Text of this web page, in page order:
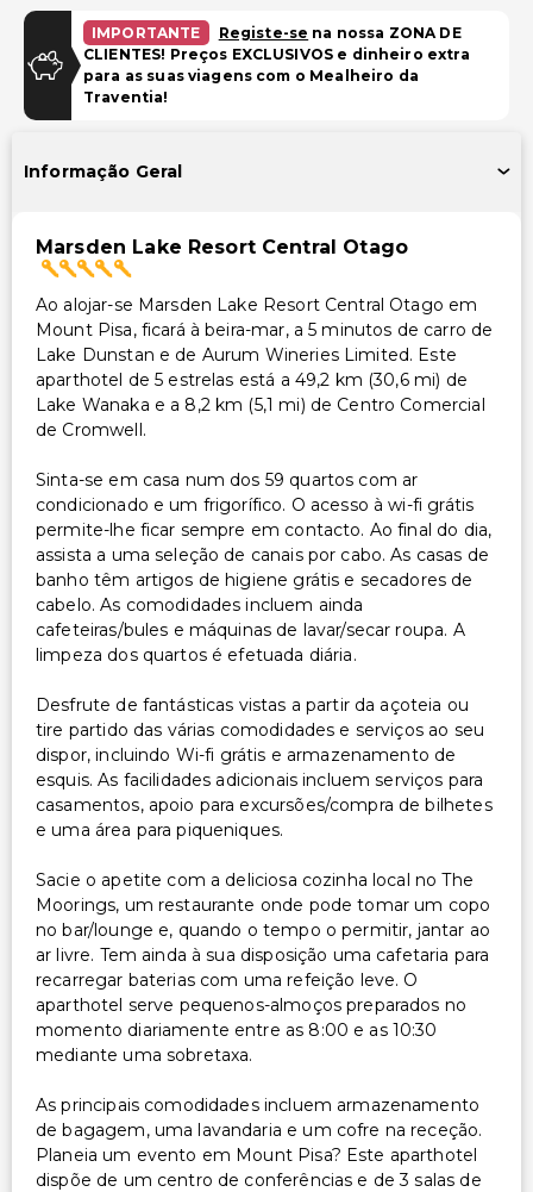
Estacionamento gratuito
Estacionamento gratuito para RV, autocarro, camião
Armazenamento seguro para bicicletas
Espaço para conferências
Acessibilidade
Acessível para cadeira de rodas
Acessibilidade no quarto (em quartos selecionados)
Restaurante no local acessível para cadeira de rodas
Estacionamento acessível para cadeira de rodas
Outros serviços
Troca de lençóis (mediante solicitação)
Cofre na recepção
Serviço de limpeza sob pedido
Serviço de lavanderia
Troca de toalhas (mediante solicitação)
IMPORTANTE Registe-se na nossa ZONA DE
CLIENTES! Preços EXCLUSIVOS e dinheiro extra
para as suas viagens com o Mealheiro da
Traventia!
Informação Geral
Marsden Lake Resort Central Otago
Ao alojar-se Marsden Lake Resort Central Otago em
Mount Pisa, ficará à beira-mar, a 5 minutos de carro de
Lake Dunstan e de Aurum Wineries Limited. Este
aparthotel de 5 estrelas está a 49,2 km (30,6 mi) de
Lake Wanaka e a 8,2 km (5,1 mi) de Centro Comercial
de Cromwell.
Sinta-se em casa num dos 59 quartos com ar
condicionado e um frigorífico. O acesso à wi-fi grátis
permite-lhe ficar sempre em contacto. Ao final do dia,
assista a uma seleção de canais por cabo. As casas de
banho têm artigos de higiene grátis e secadores de
cabelo. As comodidades incluem ainda
cafeteiras/bules e máquinas de lavar/secar roupa. A
limpeza dos quartos é efetuada diária.
Desfrute de fantásticas vistas a partir da açoteia ou
tire partido das várias comodidades e serviços ao seu
dispor, incluindo Wi-fi grátis e armazenamento de
esquis. As facilidades adicionais incluem serviços para
casamentos, apoio para excursões/compra de bilhetes
e uma área para piqueniques.
Sacie o apetite com a deliciosa cozinha local no The
Moorings, um restaurante onde pode tomar um copo
no bar/lounge e, quando o tempo o permitir, jantar ao
ar livre. Tem ainda à sua disposição uma cafetaria para
recarregar baterias com uma refeição leve. O
aparthotel serve pequenos-almoços preparados no
momento diariamente entre as 8:00 e as 10:30
mediante uma sobretaxa.
As principais comodidades incluem armazenamento
de bagagem, uma lavandaria e um cofre na receção.
Planeia um evento em Mount Pisa? Este aparthotel
dispõe de um centro de conferências e de 3 salas de